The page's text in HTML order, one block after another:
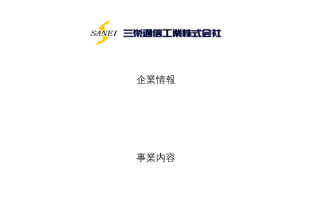
企業情報
事業内容